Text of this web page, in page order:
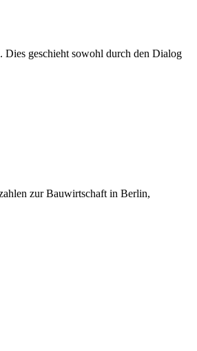
Dies geschieht sowohl durch den Dialog
zur Bauwirtschaft in Berlin,